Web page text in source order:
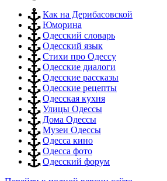
Как на Дерибасовской
Юморина
Одесский словарь
Одесский язык
Стихи про Одессу
Одесские диалоги
Одесские рассказы
Одесские рецепты
Одесская кухня
Улицы Одессы
Дома Одессы
Музеи Одессы
Одесса кино
Одесса фото
Одесский форум